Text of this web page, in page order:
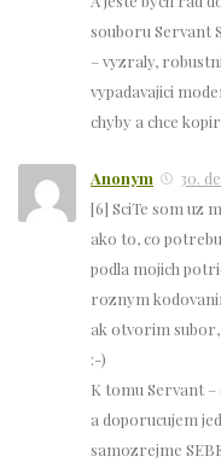
souboru Servant
– vyzraly,
vypadavajici
chyby a chce
Anonym
30.
[6] SciTe som uz
ako to, co
podla mojich
roznym
ak otvorim
:-)
K tomu Servant
a doporucujem
samozrejme